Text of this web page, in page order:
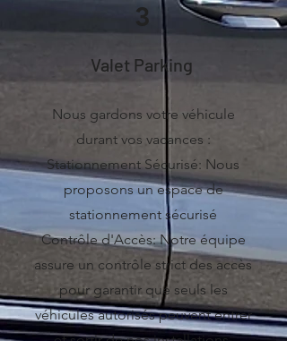
3
Valet Parking
Nous gardons votre véhicule
durant vos vacances :​
Stationnement Sécurisé: Nous
proposons un espace de
stationnement sécurisé
Contrôle d'Accès: Notre équipe
assure un contrôle strict des accès
pour garantir que seuls les
véhicules autorisés peuvent entrer